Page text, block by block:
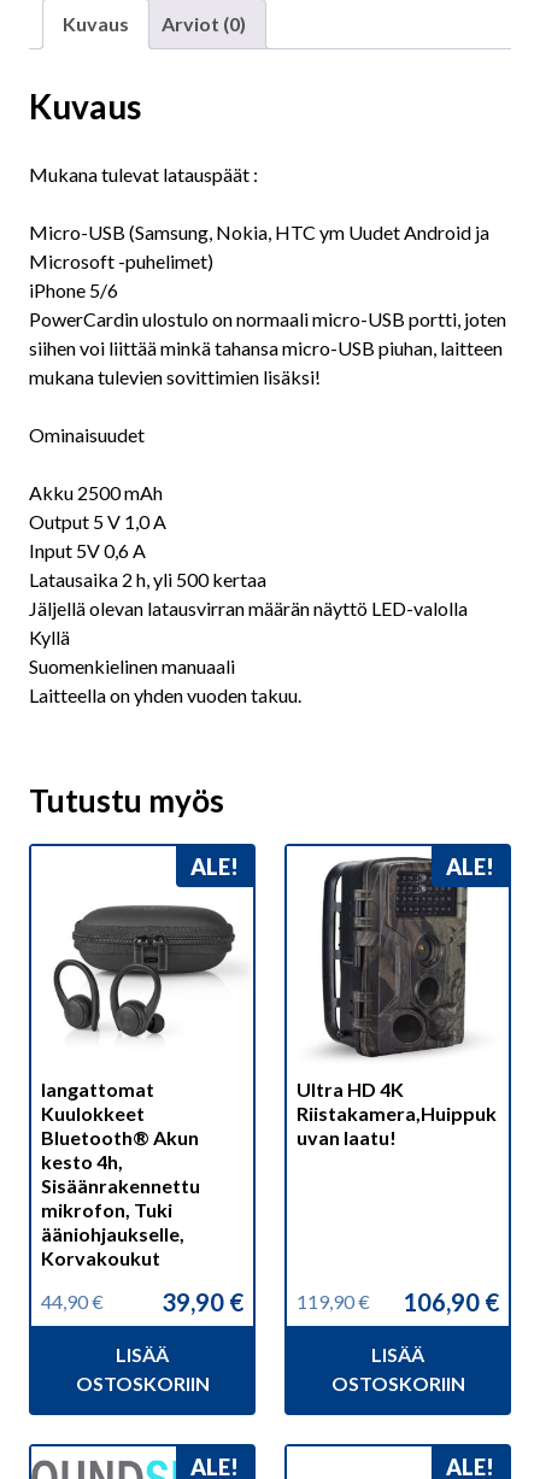
Kuvaus Arviot (0)
Kuvaus
Mukana tulevat latauspäät :
Micro-USB (Samsung, Nokia, HTC ym Uudet Android ja
Microsoft -puhelimet)
iPhone 5/6
PowerCardin ulostulo on normaali micro-USB portti, joten
siihen voi liittää minkä tahansa micro-USB piuhan, laitteen
mukana tulevien sovittimien lisäksi!
Ominaisuudet
Akku 2500 mAh
Output 5 V 1,0 A
Input 5V 0,6 A
Latausaika 2 h, yli 500 kertaa
Jäljellä olevan latausvirran määrän näyttö LED-valolla
Kyllä
Suomenkielinen manuaali
Laitteella on yhden vuoden takuu.
Tutustu myös
ALE!
langattomat
Kuulokkeet
Bluetooth® Akun
kesto 4h,
Sisäänrakennettu
mikrofon, Tuki
ääniohjaukselle,
Korvakoukut
44,90€
Alkuperäinen
hinta
44,90 €.
39,90 €
Nykyinen
hinta
39,90 €.
LISÄÄ
OSTOSKORIIN
ALE!
Ultra HD 4K
Riistakamera,Huippuk
uvan laatu!
119,90€
Alkuperäinen
hinta
119,90 €.
106,90 €
Nykyinen
hinta
106,90 €.
LISÄÄ
OSTOSKORIIN
ALE! ALE!